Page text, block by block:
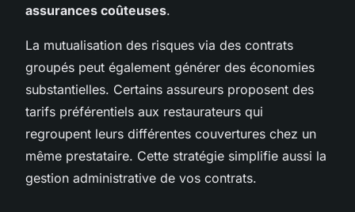
assurances coûteuses.
La mutualisation des risques via des contrats
groupés peut également générer des économies
substantielles. Certains assureurs proposent des
tarifs préférentiels aux restaurateurs qui
regroupent leurs différentes couvertures chez un
même prestataire. Cette stratégie simplifie aussi la
gestion administrative de vos contrats.